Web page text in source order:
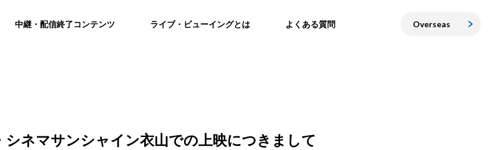
中継・配信終了コンテンツ ライブ・ビューイングとは よくある質問 Overseas
シネマサンシャイン衣山での上映につきまして